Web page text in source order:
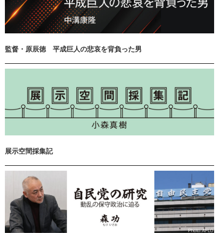
監督・原辰徳 平成巨人の悲哀を背負った男
展示空間採集記